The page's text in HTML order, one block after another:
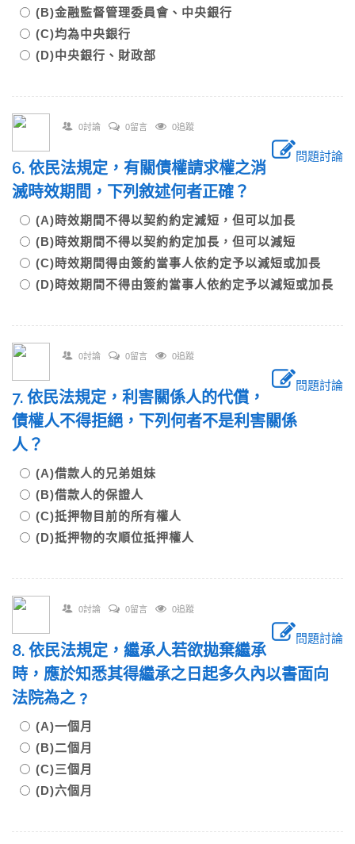
(B)金融監督管理委員會、中央銀行
(C)均為中央銀行
(D)中央銀行、財政部
0討論 0留言 0追蹤
問題討論
6. 依民法規定，有關債權請求權之消
滅時效期間，下列敘述何者正確？
(A)時效期間不得以契約約定減短，但可以加長
(B)時效期間不得以契約約定加長，但可以減短
(C)時效期間得由簽約當事人依約定予以減短或加長
(D)時效期間不得由簽約當事人依約定予以減短或加長
0討論 0留言 0追蹤
問題討論
7. 依民法規定，利害關係人的代償，
債權人不得拒絕，下列何者不是利害關係
人？
(A)借款人的兄弟姐妹
(B)借款人的保證人
(C)抵押物目前的所有權人
(D)抵押物的次順位抵押權人
0討論 0留言 0追蹤
問題討論
8. 依民法規定，繼承人若欲拋棄繼承
時，應於知悉其得繼承之日起多久內以書面向
法院為之﹖
(A)一個月
(B)二個月
(C)三個月
(D)六個月